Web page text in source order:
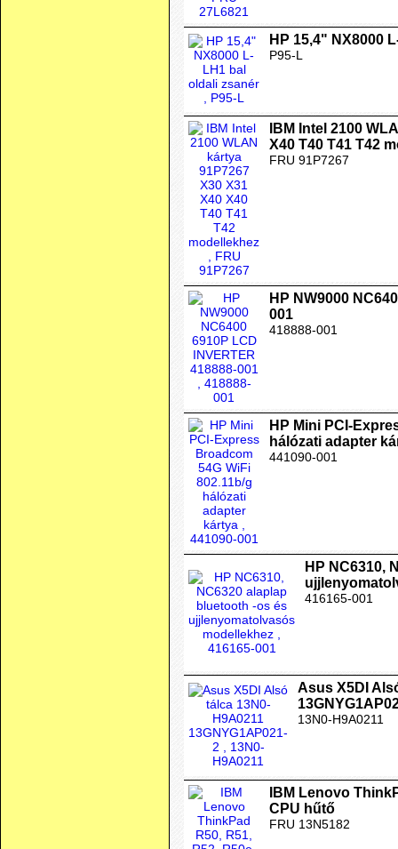
HP 15,4" NX8000
P95-L
IBM Intel 2100
X40 T40 T41 T42
FRU 91P7267
HP NW9000
001
418888-001
HP Mini PCI-
hálózati adapter
441090-001
HP NC6310,
416165-001
Asus X5DI
13N0-H9A0211
IBM Lenovo
CPU hűtő
FRU 13N5182